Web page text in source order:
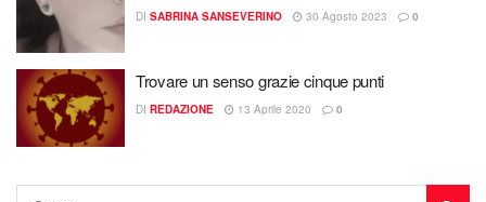
DI SABRINA SANSEVERINO 30 Agosto 2023 0
Trovare un senso grazie cinque punti
DI REDAZIONE 13 Aprile 2020 0